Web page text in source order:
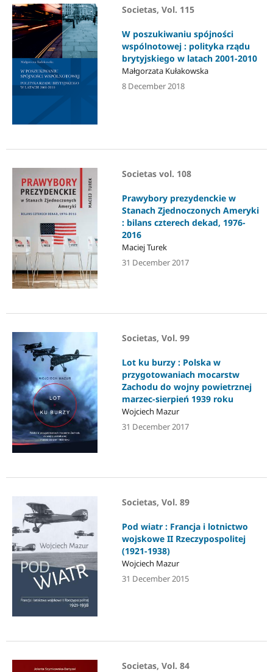
Societas, Vol. 115
W poszukiwaniu spójności
wspólnotowej : polityka rządu
brytyjskiego w latach 2001-2010
Małgorzata Kułakowska
8 December 2018
Societas vol. 108
Prawybory prezydenckie w
Stanach Zjednoczonych Ameryki
: bilans czterech dekad, 1976-
2016
Maciej Turek
31 December 2017
Societas, Vol. 99
Lot ku burzy : Polska w
przygotowaniach mocarstw
Zachodu do wojny powietrznej
marzec-sierpień 1939 roku
Wojciech Mazur
31 December 2017
Societas, Vol. 89
Pod wiatr : Francja i lotnictwo
wojskowe II Rzeczypospolitej
(1921-1938)
Wojciech Mazur
31 December 2015
Societas, Vol. 84